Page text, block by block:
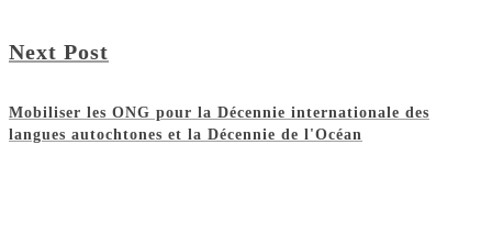
Next Post
Mobiliser les ONG pour la Décennie internationale des
langues autochtones et la Décennie de l'Océan